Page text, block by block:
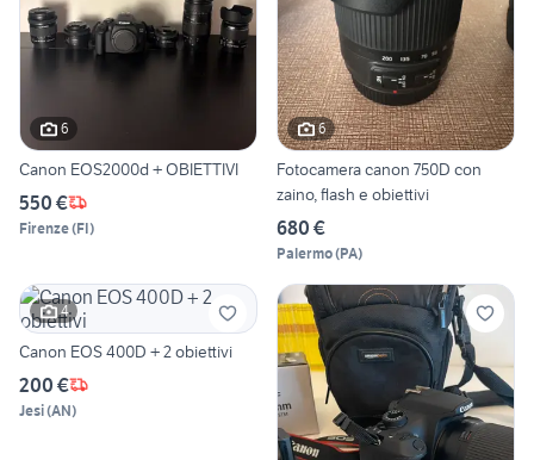
6
Canon EOS2000d + OBIETTIVI
550 €
Firenze(FI)
6
Fotocamera canon 750D con
zaino, flash e obiettivi
680 €
Palermo(PA)
4
Canon EOS 400D + 2 obiettivi
200 €
Jesi(AN)